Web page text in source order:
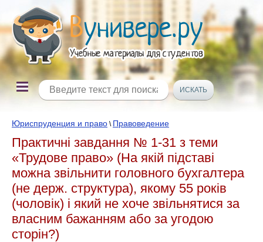
Юриспруденция и право \ Правоведение
Практичні завдання № 1-31 з теми
«Трудове право» (На якій підставі
можна звільнити головного бухгалтера
(не держ. структура), якому 55 років
(чоловік) і який не хоче звільнятися за
власним бажанням або за угодою
сторін?)